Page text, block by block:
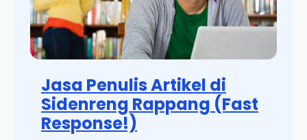
Jasa Penulis Artikel di
Sidenreng Rappang (Fast
Response!)